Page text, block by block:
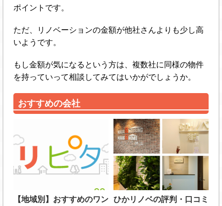
ポイントです。
ただ、リノベーションの金額が他社さんよりも少し高
いようです。
もし金額が気になるという方は、複数社に同様の物件
を持っていって相談してみてはいかがでしょうか。
おすすめの会社
【地域別】おすすめのワン ひかリノベの評判・口コミ